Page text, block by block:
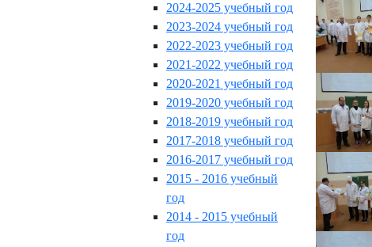
2024-2025 учебный год
2023-2024 учебный год
2022-2023 учебный год
2021-2022 учебный год
2020-2021 учебный год
2019-2020 учебный год
2018-2019 учебный год
2017-2018 учебный год
2016-2017 учебный год
2015 - 2016 учебный
год
2014 - 2015 учебный
год